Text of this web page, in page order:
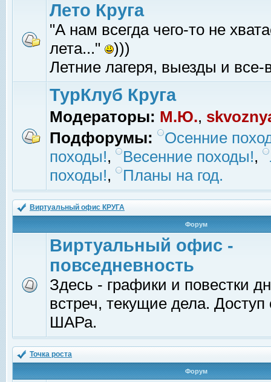
Лето Круга
"А нам всегда чего-то не
лета..."
)))
Летние лагеря, выезды и все-
ТурКлуб Круга
Модераторы: М.Ю.,
Подфорумы:
Осенние
походы!, Весенние походы!,
походы!, Планы на год.
Виртуальный офис КРУГА
Форум
Виртуальный офис -
повседневность
Здесь - графики и повестки
встреч, текущие дела.
ШАРа.
Точка роста
Форум